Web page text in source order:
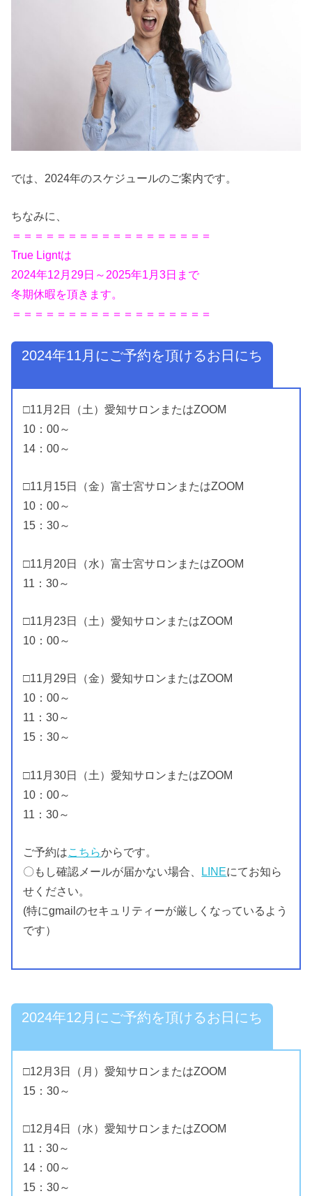
では、2024年のスケジュールのご案内です。
ちなみに、
＝＝＝＝＝＝＝＝＝＝＝＝＝＝＝＝＝＝
True Ligntは
2024年12月29日～2025年1月3日まで
冬期休暇を頂きます。
＝＝＝＝＝＝＝＝＝＝＝＝＝＝＝＝＝＝
2024年11月にご予約を頂けるお日にち
□11月2日（土）愛知サロンまたはZOOM
10：00～
14：00～
□11月15日（金）富士宮サロンまたはZOOM
10：00～
15：30～
□11月20日（水）富士宮サロンまたはZOOM
11：30～
□11月23日（土）愛知サロンまたはZOOM
10：00～
□11月29日（金）愛知サロンまたはZOOM
10：00～
11：30～
15：30～
□11月30日（土）愛知サロンまたはZOOM
10：00～
11：30～
ご予約はこちらからです。
〇もし確認メールが届かない場合、 LINEにてお知ら
せください。
(特にgmailのセキュリティーが厳しくなっているよう
です）
2024年12月にご予約を頂けるお日にち
□12月3日（月）愛知サロンまたはZOOM
15：30～
□12月4日（水）愛知サロンまたはZOOM
11：30～
14：00～
15：30～